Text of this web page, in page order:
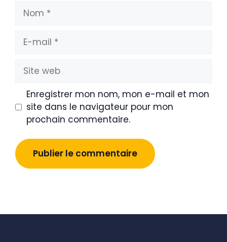
Nom
mail
Site
web
Enregistrer mon nom, mon e-mail et mon
site dans le navigateur pour mon
prochain commentaire.